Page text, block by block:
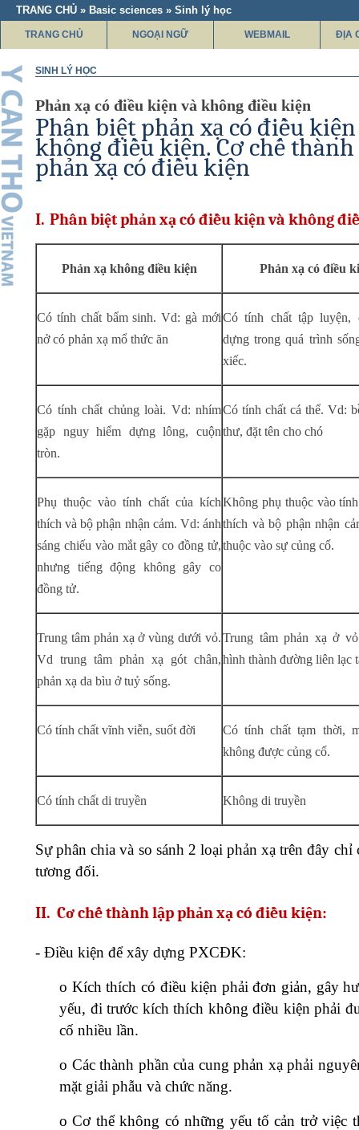
TRANG CHỦ » Basic sciences » Sinh lý học
TRANG CHỦ NGOẠI NGỮ WEBMAIL ĐỊA
SINH LÝ HỌC
Phản xạ có điều kiện và không điều kiện
Phân biệt phản xạ có điều
không điều kiện. Cơ chế
phản xạ có điều kiện
I. Phân biệt phản xạ có điều kiện và không
Phản xạ không điều kiện Phản xạ có điều
Có tính chất bẩm sinh. Vd: gà mới
nở có phản xạ mổ thức ăn
Có tính chất tập luyện,
dựng trong quá trình
xiếc.
Có tính chất chủng loài. Vd: nhím
gặp nguy hiểm dựng lông, cuộn
tròn.
Có tính chất cá thể. Vd:
thư, đặt tên cho chó
Phụ thuộc vào tính chất của kích
thích và bộ phận nhận cảm. Vd: ánh
sáng chiếu vào mắt gây co đồng tử,
nhưng tiếng động không gây co
đồng tử.
Không phụ thuộc vào
thích và bộ phận nhận
thuộc vào sự củng cố.
Trung tâm phản xạ ở vùng dưới vỏ.
Vd trung tâm phản xạ gót chân,
phản xạ da bìu ở tuỷ sống.
Trung tâm phản xạ ở
hình thành đường liên lạc
Có tính chất vĩnh viễn, suốt đời
Có tính chất tạm thời,
không được củng cố.
Có tính chất di truyền Không di truyền
Sự phân chia và so sánh 2 loại phản xạ trên đây chỉ
tương đối.
II. Cơ chế thành lập phản xạ có điều kiện:
- Điều kiện để xây dựng PXCĐK:
o Kích thích có điều kiện phải đơn giản, gây
yếu, đi trước kích thích không điều kiện phải
cố nhiều lần.
o Các thành phần của cung phản xạ phải
mặt giải phẫu và chức năng.
o Cơ thể không có những yếu tố cản trở việc